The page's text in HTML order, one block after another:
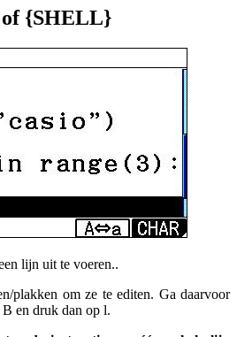
{SHELL}
lijn uit te voeren..
plakken om ze te editen. Ga daarvoor
B en druk dan op l.